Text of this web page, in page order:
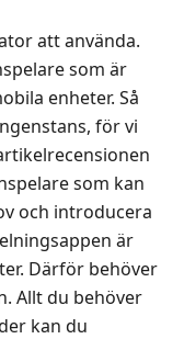
att använda.
som är
enheter. Så
för vi
som kan
och introducera
är
Därför behöver
Allt du behöver
kan du